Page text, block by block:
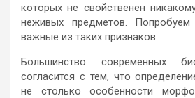
которых не свойственен
неживых предметов. Попробуем
важные из таких признаков.
Большинство современных
согласится с тем, что
не столько особенности